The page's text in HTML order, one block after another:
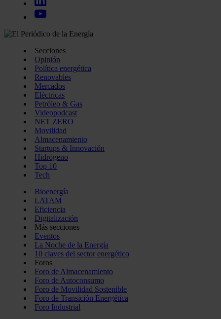
Secciones
Opinión
Política energética
Renovables
Mercados
Eléctricas
Petróleo & Gas
Videopodcast
NET ZERO
Movilidad
Almacenamiento
Startups & Innovación
Hidrógeno
Top 10
Tech
Bioenergía
LATAM
Eficiencia
Digitalización
Más secciones
Eventos
La Noche de la Energía
10 claves del sector energético
Foros
Foro de Almacenamiento
Foro de Autoconsumo
Foro de Movilidad Sostenible
Foro de Transición Energética
Foro Industrial